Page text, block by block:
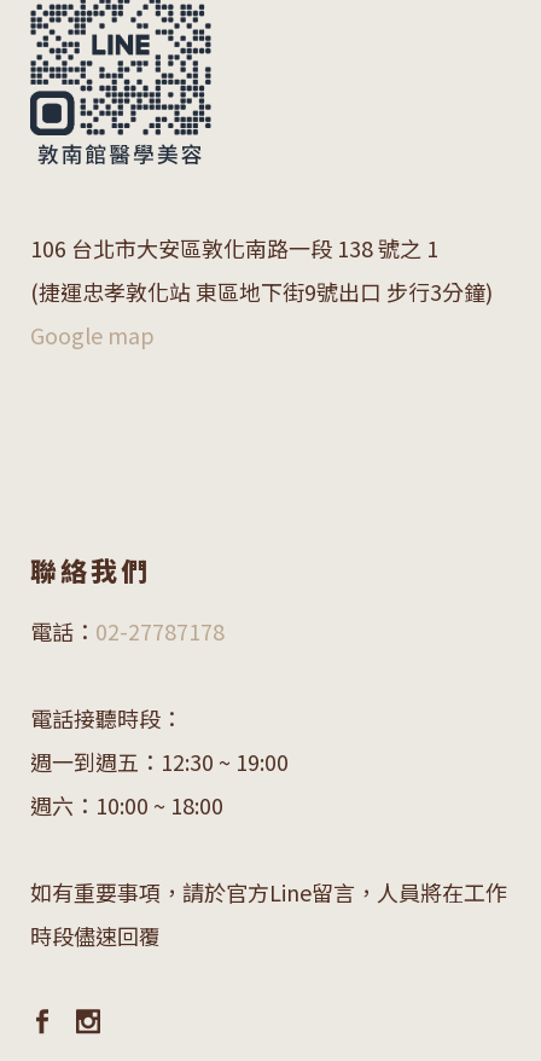
106 台北市大安區敦化南路一段 138 號之 1
(捷運忠孝敦化站 東區地下街9號出口 步行3分鐘)
Google map
聯絡我們
電話： 02-27787178
電話接聽時段：
週一到週五：12:30 ~ 19:00
週六：10:00 ~ 18:00
如有重要事項，請於官方Line留言，人員將在工作
時段儘速回覆